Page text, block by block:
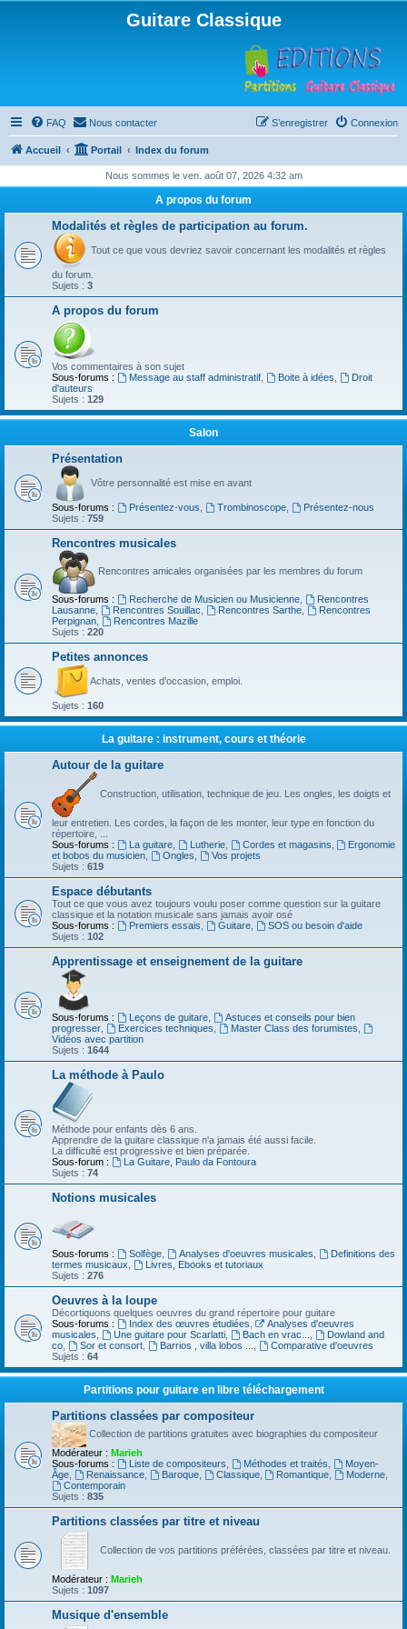
Guitare Classique
FAQ Nous contacter Connexion
S’enregistrer
Accueil Portail Index du forum
Nous sommes le ven. août 07, 2026 4:32 am
A propos du forum
Modalités et règles de participation au forum.
Tout ce que vous devriez savoir concernant les modalités et règles
du forum.
Sujets : 3
A propos du forum
Vos commentaires à son sujet
Sous-forums :
Message au staff administratif, Boite à idées
Droit
d'auteurs
Sujets : 129
Salon
Présentation
Vôtre personnalité est mise en avant
Sous-forums : Présentez-vous Trombinoscope,
Présentez-nous
Sujets : 759
Rencontres musicales
Rencontres amicales organisées par les membres du forum
Sous-forums : Recherche de Musicien ou Musicienne,
Rencontres
Lausanne
Rencontres Souillac Rencontres Sarthe,
Rencontres
Perpignan
Rencontres Mazille
Sujets : 220
Petites annonces
Achats, ventes d'occasion, emploi.
Sujets : 160
La guitare : instrument, cours et théorie
Autour de la guitare
Construction, utilisation, technique de jeu. Les ongles, les doigts et
leur entretien. Les cordes, la façon de les monter, leur type en fonction du
répertoire, ...
Sous-forums :
La guitare, Lutherie, Cordes et magasins
Ergonomie
et bobos du musicien
Ongles
Vos projets
Sujets : 619
Espace débutants
Tout ce que vous avez toujours voulu poser comme question sur la guitare
classique et la notation musicale sans jamais avoir osé
Sous-forums :
Premiers essais Guitare,
SOS ou besoin d'aide
Sujets : 102
Apprentissage et enseignement de la guitare
Sous-forums : Leçons de guitare,
Astuces et conseils pour bien
progresser
Exercices techniques Master Class des forumistes
Vidéos avec partition
Sujets : 1644
La méthode à Paulo
Méthode pour enfants dès 6 ans.
Apprendre de la guitare classique n'a jamais été aussi facile.
La difficulté est progressive et bien préparée.
Sous-forum :
La Guitare, Paulo da Fontoura
Sujets : 74
Notions musicales
Sous-forums : Solfège, Analyses d'oeuvres musicales
Definitions des
termes musicaux
Livres, Ebooks et tutoriaux
Sujets : 276
Oeuvres à la loupe
Décortiquons quelques oeuvres du grand répertoire pour guitare
Sous-forums :
Index des œuvres étudiées
Analyses d'oeuvres
musicales
Une guitare pour Scarlatti, Bach en vrac...
Dowland and
co
Sor et consort, Barrios , villa lobos ...
Comparative d'oeuvres
Sujets : 64
Partitions pour guitare en libre téléchargement
Partitions classées par compositeur
Collection de partitions gratuites avec biographies du compositeur
Modérateur : Marieh
Sous-forums :
Liste de compositeurs Méthodes et traités
Moyen-
Âge
Renaissance, Baroque, Classique, Romantique Moderne
Contemporain
Sujets : 835
Partitions classées par titre et niveau
Collection de vos partitions préférées, classées par titre et niveau.
Modérateur : Marieh
Sujets : 1097
Musique d'ensemble